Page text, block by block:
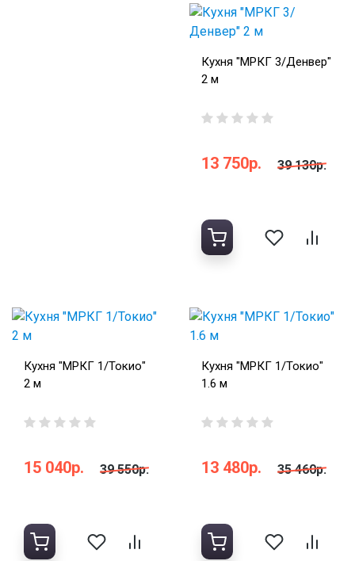
Кухня "МРКГ 3/Денвер"
2 м
13 750р. 39 130р.
Кухня "МРКГ 1/Токио"
2 м
15 040р. 39 550р.
Кухня "МРКГ 1/Токио"
1.6 м
13 480р. 35 460р.